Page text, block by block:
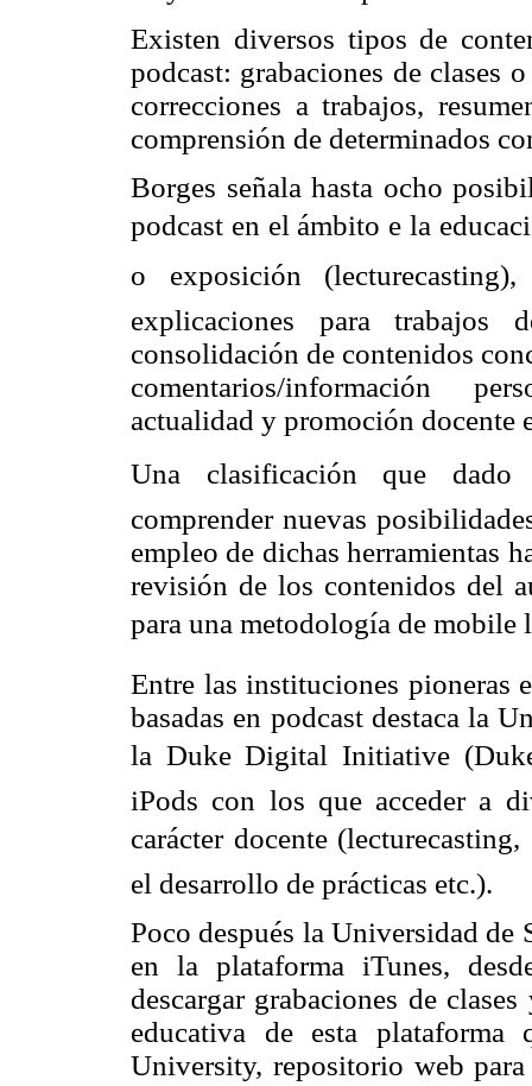
Existen diversos tipos de
podcast: grabaciones de clases
correcciones a trabajos,
comprensión de determinados
Borges señala hasta ocho
podcast en el ámbito e la
o exposición
explicaciones para trabajos
consolidación de contenidos
comentarios/información
actualidad y promoción docente
Una clasificación que
comprender nuevas
empleo de dichas herramientas
revisión de los contenidos del
para una metodología de mobile
Entre las instituciones pioneras
basadas en podcast destaca la
la Duke Digital Initiative
iPods con los que acceder a
carácter docente
el desarrollo de prácticas etc.).
Poco después la Universidad de
en la plataforma iTunes,
descargar grabaciones de
educativa de esta
University, repositorio web